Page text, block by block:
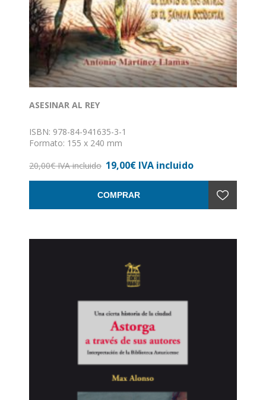
ASESINAR AL REY
ISBN: 978-84-941635-3-1
Formato: 155 x 240 mm
20,00€ IVA incluido 19,00€ IVA incluido
COMPRAR